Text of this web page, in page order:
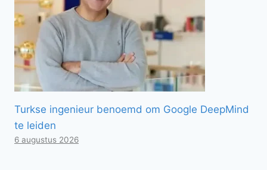
Turkse ingenieur benoemd om Google DeepMind
te leiden
6 augustus 2026